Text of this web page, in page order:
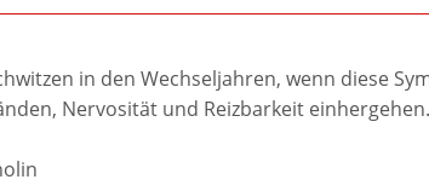
in den Wechseljahren, wenn diese
Nervosität und Reizbarkeit einhergehen.